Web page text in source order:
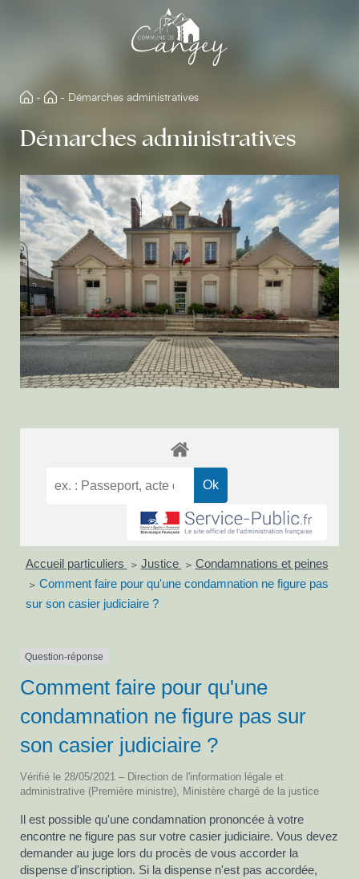
- - Démarches administratives
Démarches administratives
Accueil particuliers > Justice > Condamnations et peines
> Comment faire pour qu'une condamnation ne figure pas
sur son casier judiciaire ?
Question-réponse
Comment faire pour qu'une
condamnation ne figure pas sur
son casier judiciaire ?
Vérifié le 28/05/2021 – Direction de l'information légale et
administrative (Première ministre), Ministère chargé de la justice
Il est possible qu'une condamnation prononcée à votre
encontre ne figure pas sur votre casier judiciaire. Vous devez
demander au juge lors du procès de vous accorder la
dispense d'inscription. Si la dispense n'est pas accordée,